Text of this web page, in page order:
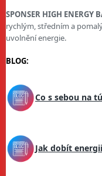
SPONSER HIGH ENERGY
rychlým, středním a
uvolnění energie.
BLOG:
Co s sebou na
Jak dobít